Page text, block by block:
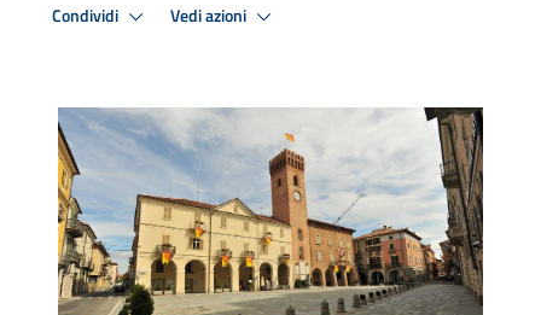
Condividi Vedi azioni